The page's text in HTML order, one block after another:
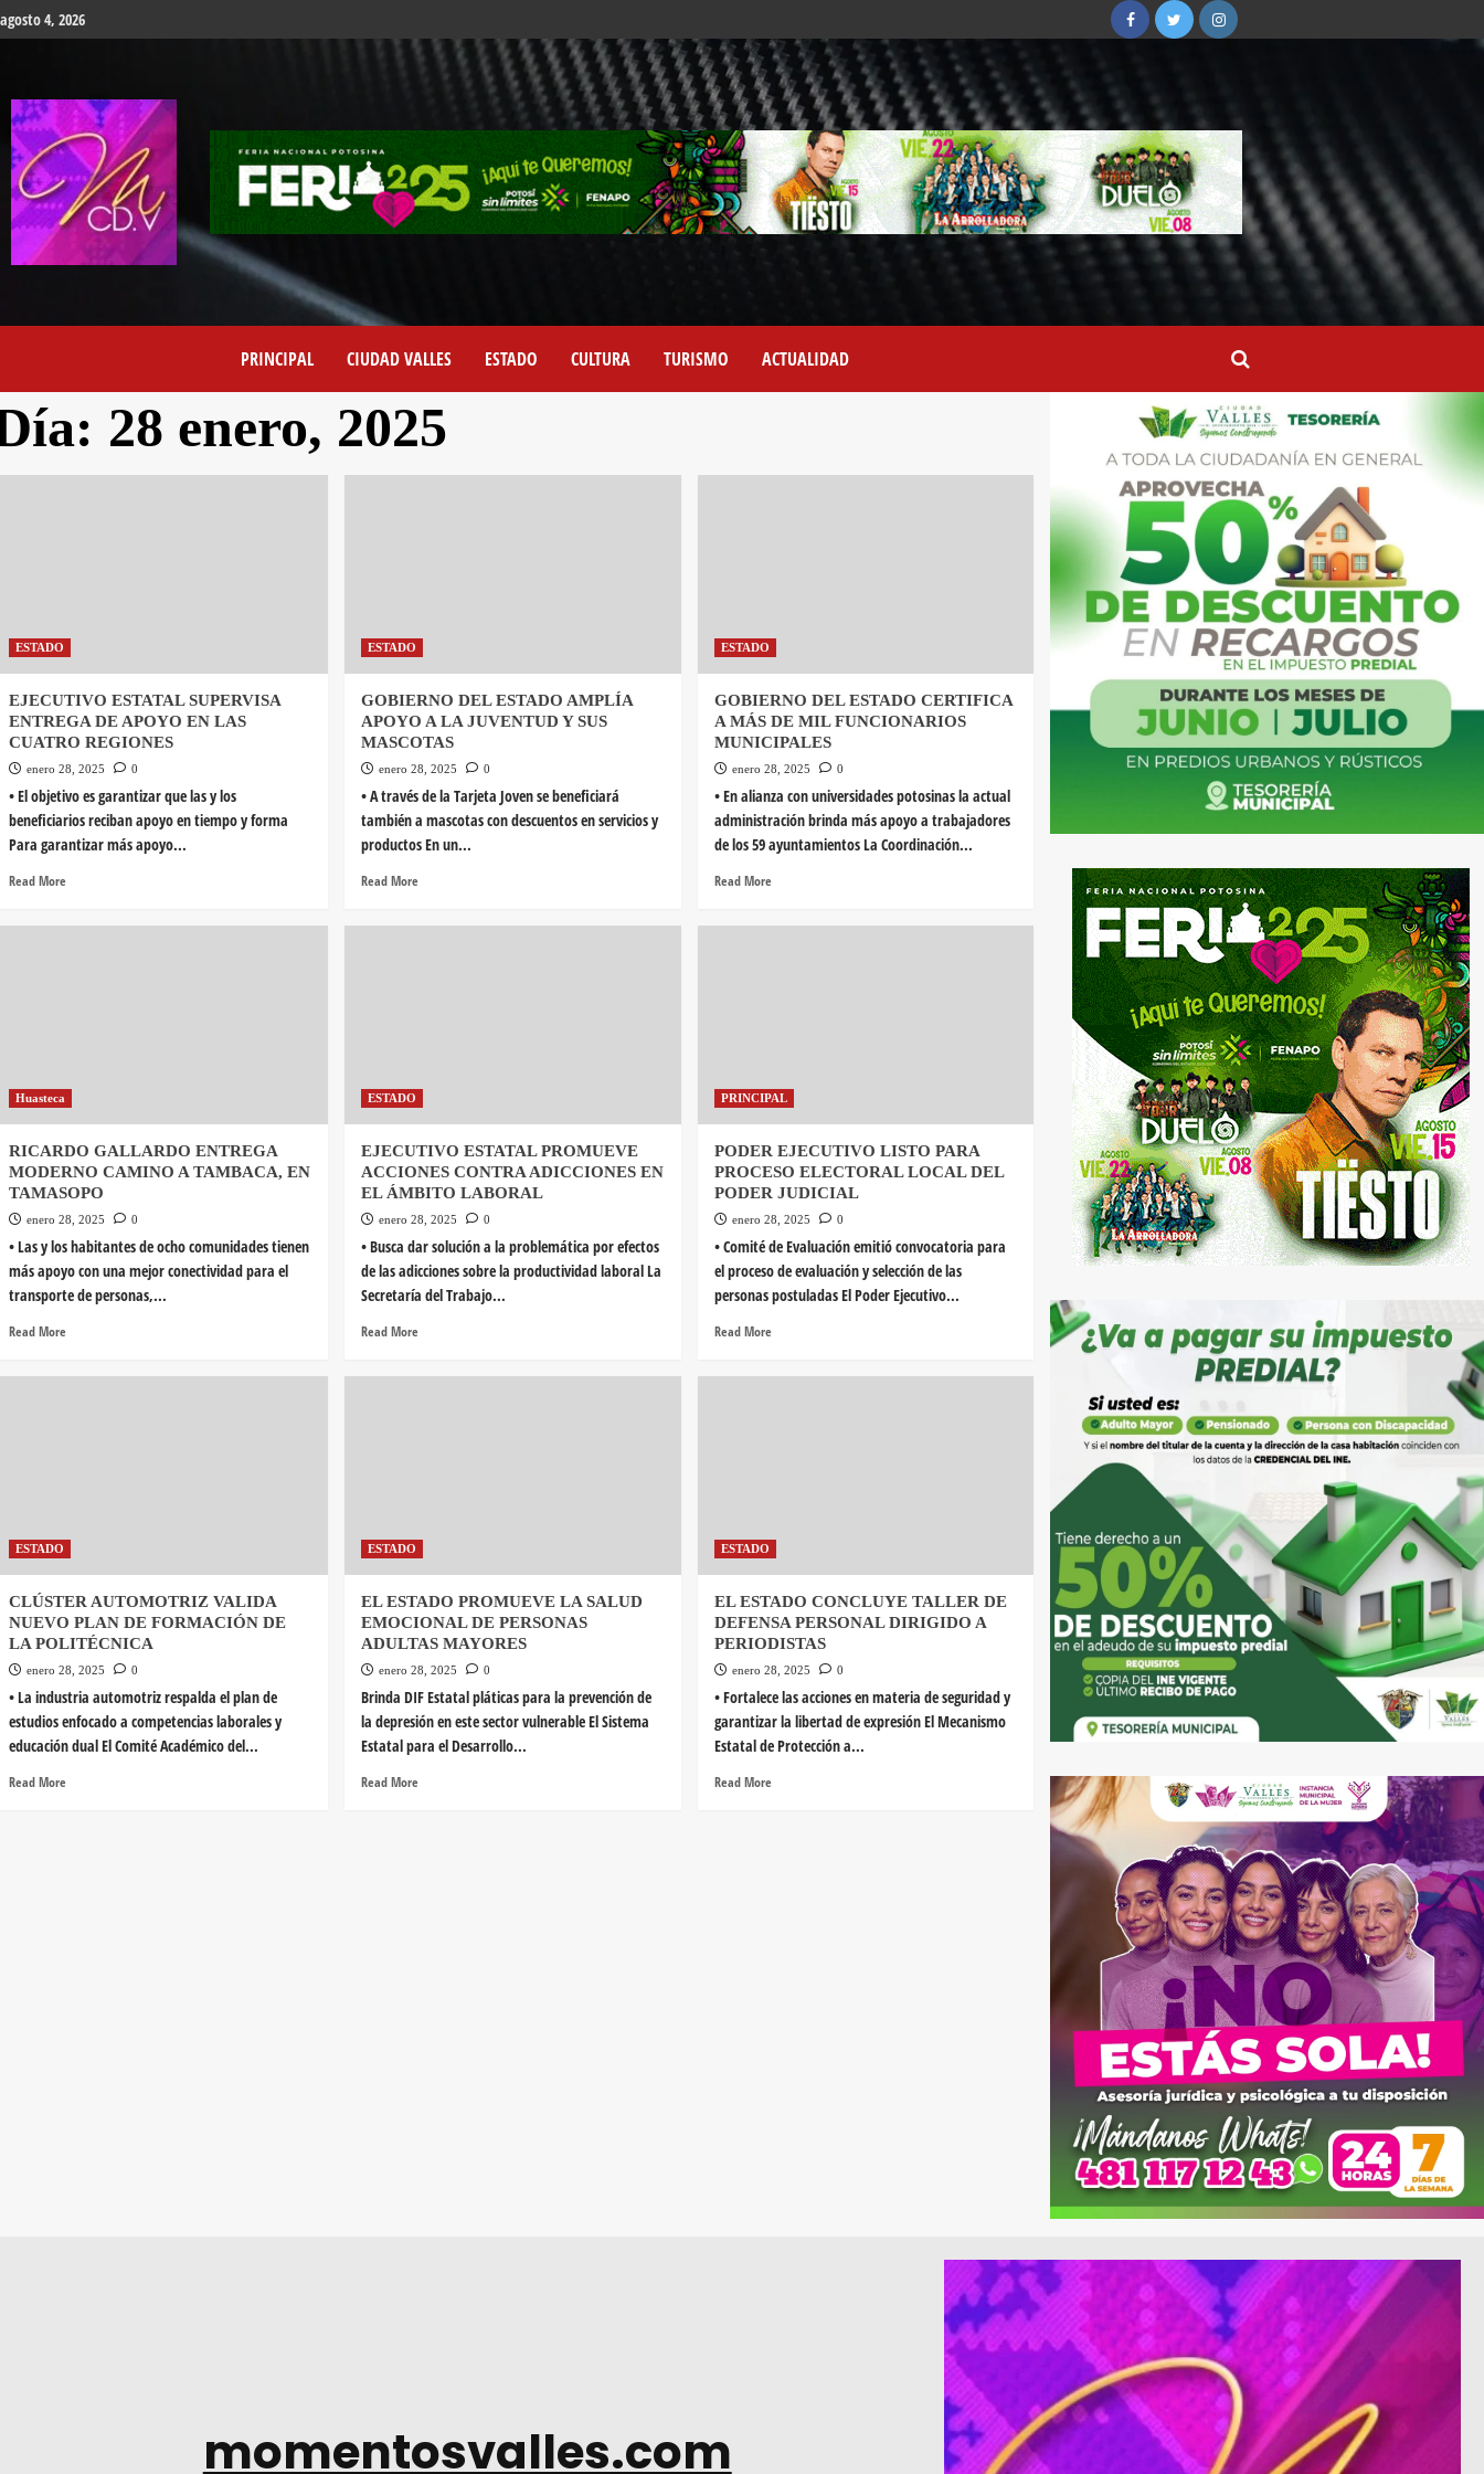
agosto 4, 2026
PRINCIPAL CIUDAD VALLES ESTADO CULTURA TURISMO ACTUALIDAD
28 enero, 2025
ESTADO
EJECUTIVO ESTATAL SUPERVISA
ENTREGA DE APOYO EN LAS
CUATRO REGIONES
enero 28, 2025 0
• El objetivo es garantizar que las y los
beneficiarios reciban apoyo en tiempo y forma
Para garantizar más apoyo...
Read More
ESTADO
GOBIERNO DEL ESTADO AMPLÍA
APOYO A LA JUVENTUD Y SUS
MASCOTAS
enero 28, 2025 0
• A través de la Tarjeta Joven se beneficiará
también a mascotas con descuentos en servicios y
productos En un...
Read More
ESTADO
GOBIERNO DEL ESTADO CERTIFICA
A MÁS DE MIL FUNCIONARIOS
MUNICIPALES
enero 28, 2025 0
• En alianza con universidades potosinas la actual
administración brinda más apoyo a trabajadores
de los 59 ayuntamientos La Coordinación...
Read More
Huasteca
RICARDO GALLARDO ENTREGA
MODERNO CAMINO A TAMBACA, EN
TAMASOPO
enero 28, 2025 0
• Las y los habitantes de ocho comunidades tienen
más apoyo con una mejor conectividad para el
transporte de personas,...
Read More
ESTADO
EJECUTIVO ESTATAL PROMUEVE
ACCIONES CONTRA ADICCIONES EN
EL ÁMBITO LABORAL
enero 28, 2025 0
• Busca dar solución a la problemática por efectos
de las adicciones sobre la productividad laboral La
Secretaría del Trabajo...
Read More
PRINCIPAL
PODER EJECUTIVO LISTO PARA
PROCESO ELECTORAL LOCAL DEL
PODER JUDICIAL
enero 28, 2025 0
• Comité de Evaluación emitió convocatoria para
el proceso de evaluación y selección de las
personas postuladas El Poder Ejecutivo...
Read More
ESTADO
CLÚSTER AUTOMOTRIZ VALIDA
NUEVO PLAN DE FORMACIÓN DE
LA POLITÉCNICA
enero 28, 2025 0
• La industria automotriz respalda el plan de
estudios enfocado a competencias laborales y
educación dual El Comité Académico del...
Read More
ESTADO
EL ESTADO PROMUEVE LA SALUD
EMOCIONAL DE PERSONAS
ADULTAS MAYORES
enero 28, 2025 0
Brinda DIF Estatal pláticas para la prevención de
la depresión en este sector vulnerable El Sistema
Estatal para el Desarrollo...
Read More
ESTADO
EL ESTADO CONCLUYE TALLER DE
DEFENSA PERSONAL DIRIGIDO A
PERIODISTAS
enero 28, 2025 0
• Fortalece las acciones en materia de seguridad y
garantizar la libertad de expresión El Mecanismo
Estatal de Protección a...
Read More
momentosvalles.com